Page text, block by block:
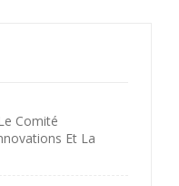
Comité
Et La